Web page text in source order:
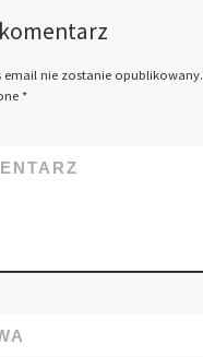
email nie zostanie opublikowany.
*